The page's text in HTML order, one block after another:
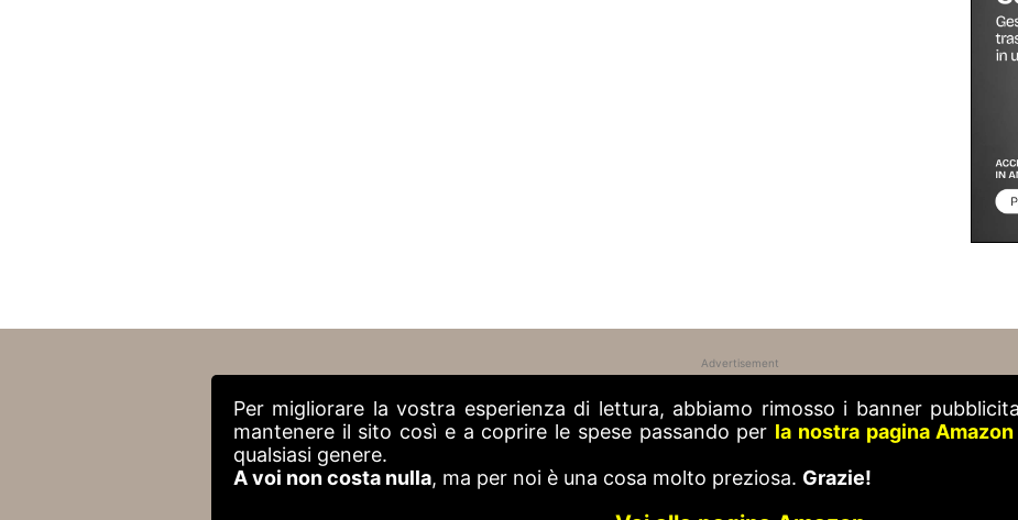
Advertisement
Per migliorare la vostra esperienza di lettura, abbiamo rimosso i banner
mantenere il sito così e a coprire le spese passando per la nostra pagina Amazon
qualsiasi genere.
A voi non costa nulla, ma per noi è una cosa molto preziosa. Grazie!